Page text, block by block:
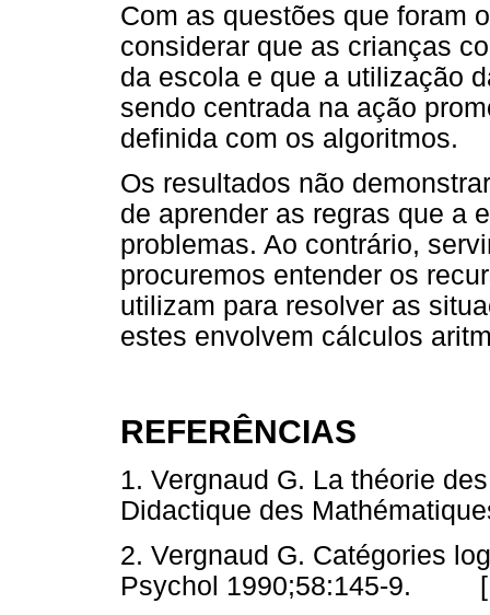
Com as questões que foram
considerar que as crianças
da escola e que a utilização
sendo centrada na ação
definida com os algoritmos.
Os resultados não
de aprender as regras que a
problemas. Ao contrário,
procuremos entender os
utilizam para resolver as
estes envolvem cálculos
REFERÊNCIAS
1. Vergnaud G. La théorie
Didactique des
2. Vergnaud G. Catégories
Psychol 1990;58:145-9.